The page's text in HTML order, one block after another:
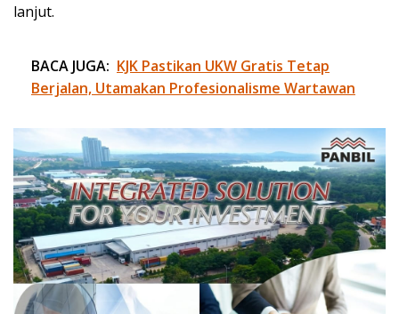
lanjut.
BACA JUGA: KJK Pastikan UKW Gratis Tetap
Berjalan, Utamakan Profesionalisme Wartawan